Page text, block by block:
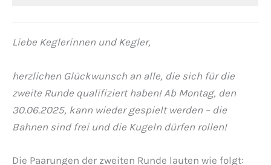
Liebe Keglerinnen und Kegler,
herzlichen Glückwunsch an alle, die sich für die
zweite Runde qualifiziert haben! Ab Montag, den
30.06.2025, kann wieder gespielt werden – die
Bahnen sind frei und die Kugeln dürfen rollen!
Die Paarungen der zweiten Runde lauten wie folgt: